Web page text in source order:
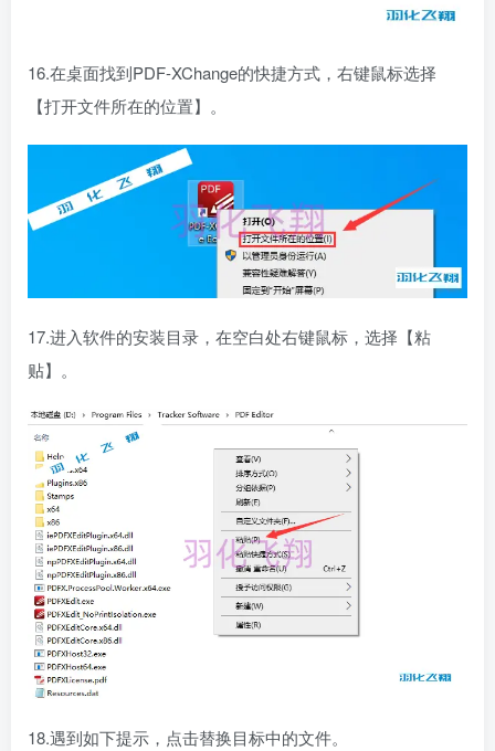
16.在桌面找到PDF-XChange的快捷方式，右键鼠标选择
【打开文件所在的位置】。
17.进入软件的安装目录，在空白处右键鼠标，选择【粘
贴】。
18.遇到如下提示，点击替换目标中的文件。